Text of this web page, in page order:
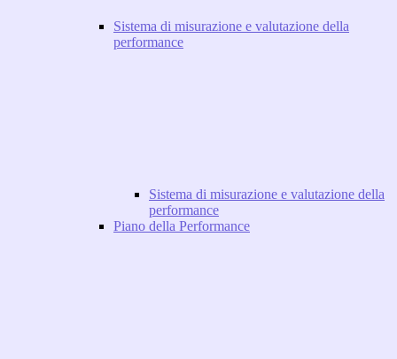
Sistema di misurazione e valutazione della
performance
Sistema di misurazione e valutazione della
performance
Piano della Performance